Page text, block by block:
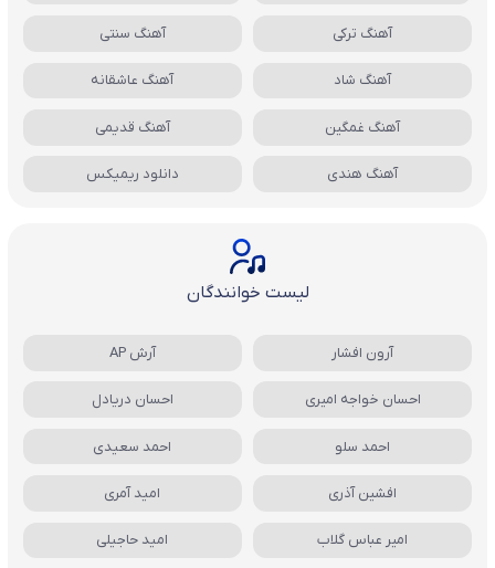
آهنگ ترکی آهنگ سنتی
آهنگ شاد آهنگ عاشقانه
آهنگ غمگین آهنگ قدیمی
آهنگ هندی دانلود ریمیکس
لیست خوانندگان
آرون افشار آرش AP
احسان خواجه امیری احسان دریادل
احمد سلو احمد سعیدی
افشین آذری امید آمری
امیر عباس گلاب امید حاجیلی